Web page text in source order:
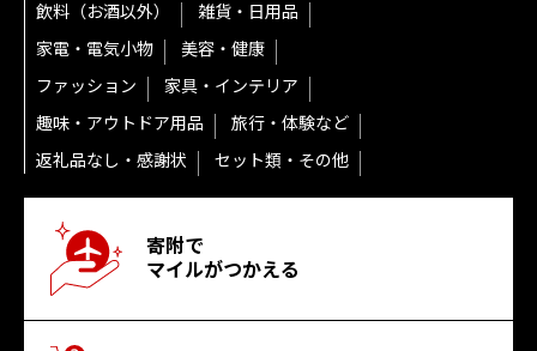
飲料（お酒以外）
雑貨・日用品
家電・電気小物
美容・健康
ファッション
家具・インテリア
趣味・アウトドア用品
旅行・体験など
返礼品なし・感謝状
セット類・その他
寄附で
マイルがつかえる